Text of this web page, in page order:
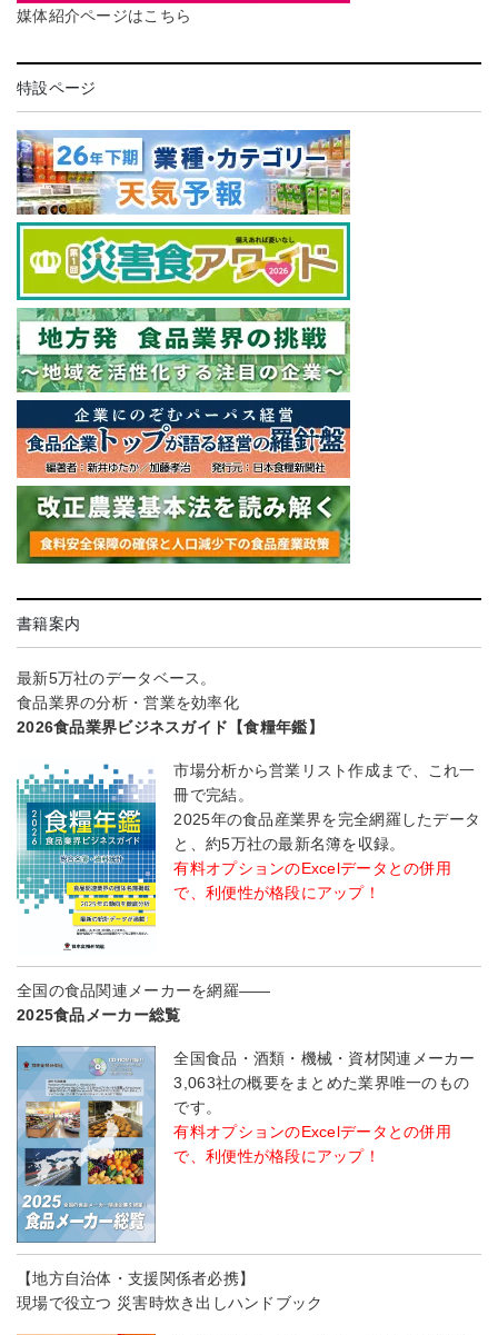
媒体紹介ページはこちら
特設ページ
書籍案内
最新5万社のデータベース。
食品業界の分析・営業を効率化
2026食品業界ビジネスガイド【食糧年鑑】
市場分析から営業リスト作成まで、これ一
冊で完結。
2025年の食品産業界を完全網羅したデータ
と、約5万社の最新名簿を収録。
有料オプションのExcelデータとの併用
で、利便性が格段にアップ！
全国の食品関連メーカーを網羅――
2025食品メーカー総覧
全国食品・酒類・機械・資材関連メーカー
3,063社の概要をまとめた業界唯一のもの
です。
有料オプションのExcelデータとの併用
で、利便性が格段にアップ！
【地方自治体・支援関係者必携】
現場で役立つ 災害時炊き出しハンドブック